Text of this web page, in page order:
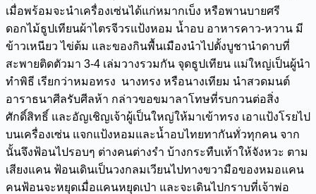
เมื่อพร้อมจะนำเครื่องเซ่นได้แก่หมากเบ็ง หรือพานบายศรี
ดอกไม้ธูปเทียนผ้าไตรจีวรแป้งหอม น้ำอบ อาหารคาว-หวาน มี
ข้าวเหนียว ไข่ต้ม และของกินพื้นเมืองนำไปตั้งบูชานำดาบที่
สะพายติดตัวมา 3-4 เล่มวางรวมกัน จุดธูปเทียน แม่ใหญ่เป็นผู้นำ
ทำพิธี เรียกว่าหมอทรง นางทรง หรือนางเทียม นำสวดมนต์
อาราธนาศีลรับศีลห้า กล่าวขอขมาลาโทษที่รบกวนต่อสิ่ง
ศักดิ์สิทธิ์ และอัญเชิญเจ้าผู้เป็นใหญ่ให้มาเข้าทรง เอาแป้งโรยไป
บนเครื่องเซ่น แจกแป้งหอมและน้ำอบไทยทากันทั่วทุกคน จาก
นั้นจึงฟ้อนไปรอบๆ ต่างคนต่างรำ บ้างกระทืบเท้าให้จังหวะ ตาม
เสียงแคน ฟ้อนเดินเป็นวงกลมเวียนไปทางขวามือของหมอแคน
คนฟ้อนจะหยุดเมื่อแคนหยุดเป่า และจะเดินไปกราบที่เจ้าพ่อ